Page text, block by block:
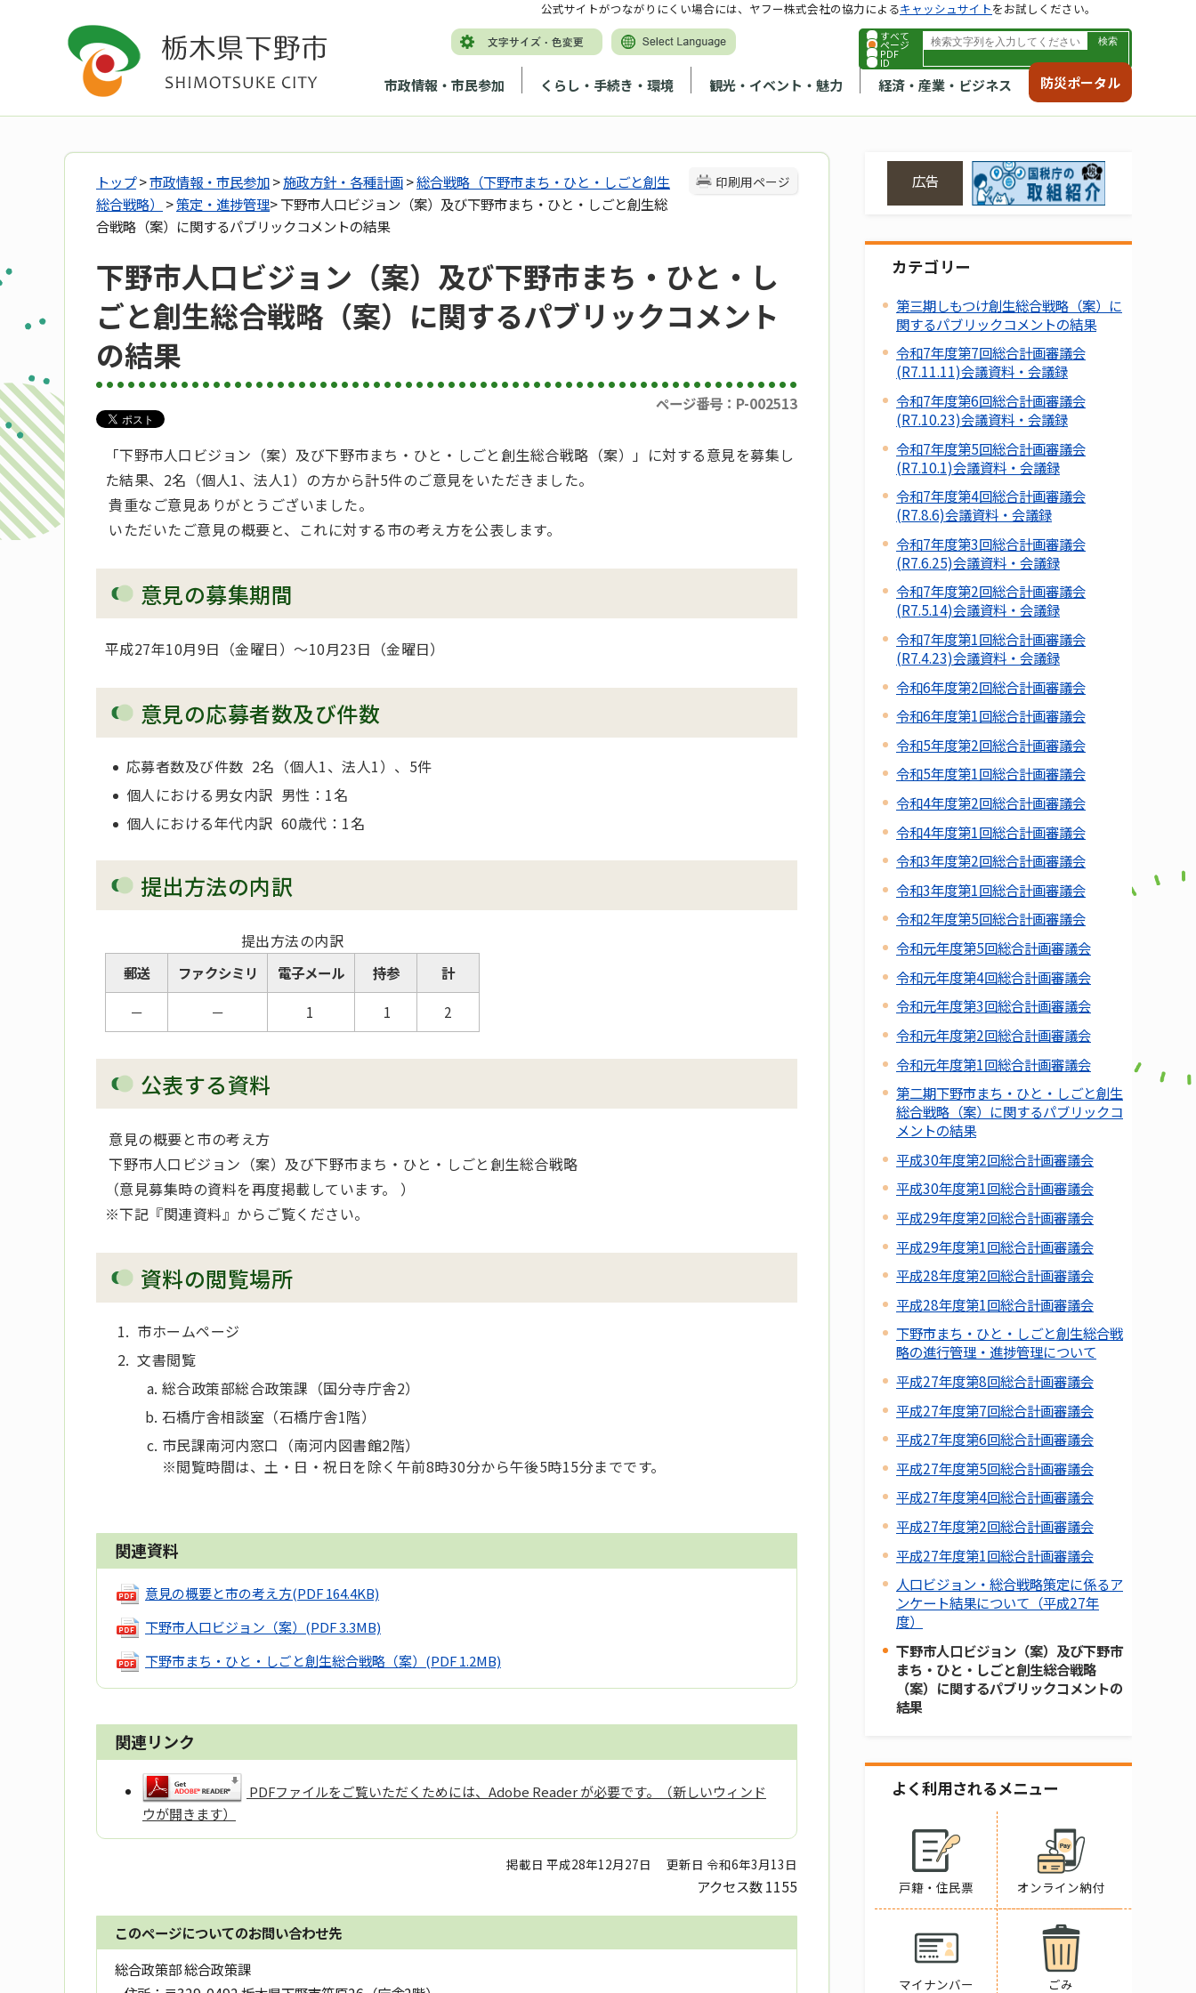
すべて
ページ
PDF
ID
市政情報・市民参加 くらし・手続き・環境 観光・イベント・魅力 経済・産業・ビジネス 防災ポータル
公式サイトがつながりにくい場合には、ヤフー株式会社の協力によるキャッシュサイトをお試しください。
印刷用ページ
トップ>市政情報・市民参加>施政方針・各種計画>総合戦略（下野市まち・ひと・しごと創生
総合戦略）
>策定・進捗管理> 下野市人口ビジョン（案）及び下野市まち・ひと・しごと創生総
合戦略（案）に関するパブリックコメントの結果
下野市人口ビジョン（案）及び下野市まち・ひと・し
ごと創生総合戦略（案）に関するパブリックコメント
の結果
ページ番号：P-002513
「下野市人口ビジョン（案）及び下野市まち・ひと・しごと創生総合戦略（案）」に対する意見を募集し
た結果、2名（個人1、法人1）の方から計5件のご意見をいただきました。
貴重なご意見ありがとうございました。
いただいたご意見の概要と、これに対する市の考え方を公表します。
意見の募集期間
平成27年10月9日（金曜日）～10月23日（金曜日）
意見の応募者数及び件数
応募者数及び件数 2名（個人1、法人1）、5件
個人における男女内訳 男性：1名
個人における年代内訳 60歳代：1名
提出方法の内訳
提出方法の内訳
郵送 ファクシミリ 電子メール 持参
計
－
－ 1 1 2
公表する資料
意見の概要と市の考え方
下野市人口ビジョン（案）及び下野市まち・ひと・しごと創生総合戦略
（意見募集時の資料を再度掲載しています。 ）
※下記『関連資料』からご覧ください。
資料の閲覧場所
市ホームページ
文書閲覧
総合政策部総合政策課（国分寺庁舎2）
石橋庁舎相談室（石橋庁舎1階）
市民課南河内窓口（南河内図書館2階）
※閲覧時間は、土・日・祝日を除く午前8時30分から午後5時15分までです。
関連資料
意見の概要と市の考え方(PDF 164.4KB)
下野市人口ビジョン（案） (PDF 3.3MB)
下野市まち・ひと・しごと創生総合戦略（案） (PDF 1.2MB)
関連リンク
PDFファイルをご覧いただくためには、Adobe Reader が必要です。（新しいウィンド
ウが開きます）
掲載日 平成28年12月27日 更新日 令和6年3月13日
アクセス数1155
このページについてのお問い合わせ先
総合政策部 総合政策課
広告
カテゴリー
第三期しもつけ創生総合戦略（案）に
関するパブリックコメントの結果
令和7年度第7回総合計画審議会
(R7.11.11)会議資料・会議録
令和7年度第6回総合計画審議会
(R7.10.23)会議資料・会議録
令和7年度第5回総合計画審議会
(R7.10.1)会議資料・会議録
令和7年度第4回総合計画審議会
(R7.8.6)会議資料・会議録
令和7年度第3回総合計画審議会
(R7.6.25)会議資料・会議録
令和7年度第2回総合計画審議会
(R7.5.14)会議資料・会議録
令和7年度第1回総合計画審議会
(R7.4.23)会議資料・会議録
令和6年度第2回総合計画審議会
令和6年度第1回総合計画審議会
令和5年度第2回総合計画審議会
令和5年度第1回総合計画審議会
令和4年度第2回総合計画審議会
令和4年度第1回総合計画審議会
令和3年度第2回総合計画審議会
令和3年度第1回総合計画審議会
令和2年度第5回総合計画審議会
令和元年度第5回総合計画審議会
令和元年度第4回総合計画審議会
令和元年度第3回総合計画審議会
令和元年度第2回総合計画審議会
令和元年度第1回総合計画審議会
第二期下野市まち・ひと・しごと創生
総合戦略（案）に関するパブリックコ
メントの結果
平成30年度第2回総合計画審議会
平成30年度第1回総合計画審議会
平成29年度第2回総合計画審議会
平成29年度第1回総合計画審議会
平成28年度第2回総合計画審議会
平成28年度第1回総合計画審議会
下野市まち・ひと・しごと創生総合戦
略の進行管理・進捗管理について
平成27年度第8回総合計画審議会
平成27年度第7回総合計画審議会
平成27年度第6回総合計画審議会
平成27年度第5回総合計画審議会
平成27年度第4回総合計画審議会
平成27年度第2回総合計画審議会
平成27年度第1回総合計画審議会
人口ビジョン・総合戦略策定に係るア
ンケート結果について（平成27年
度）
下野市人口ビジョン（案）及び下野市
まち・ひと・しごと創生総合戦略
（案）に関するパブリックコメントの
結果
よく利用されるメニュー
戸籍・住民票 オンライン納付
マイナンバー ごみ